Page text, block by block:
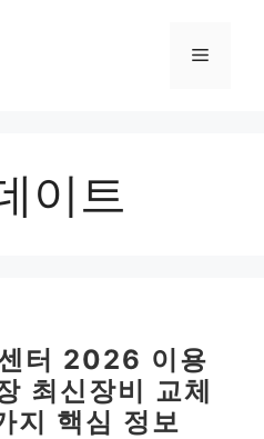
메
이트
터 2026 이용
최신장비 교체
지 핵심 정보